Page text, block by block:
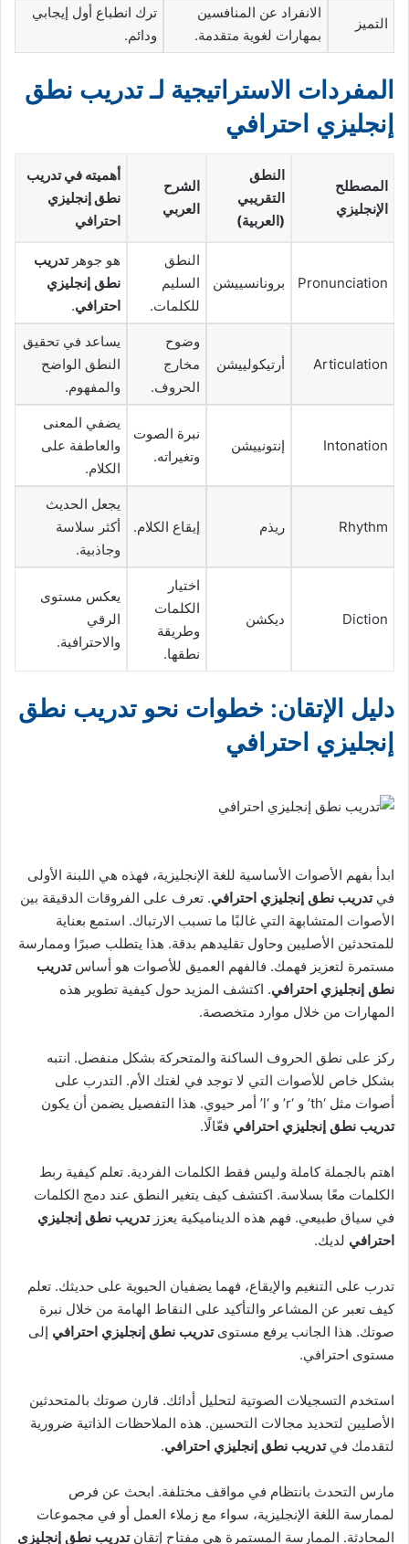
التميز
الانفراد عن المنافسين
بمهارات لغوية متقدمة.
ترك انطباع أول إيجابي
ودائم.
المفردات الاستراتيجية لـ تدريب نطق
إنجليزي احترافي
المصطلح
الإنجليزي
النطق
التقريبي
(العربية)
الشرح
العربي
أهميته في تدريب
نطق إنجليزي
احترافي
Pronunciation برونانسييشن
النطق
السليم
للكلمات.
هو جوهرتدريب
نطق إنجليزي
احترافي.
Articulation أرتيكولييشن
وضوح
مخارج
الحروف.
يساعد في تحقيق
النطق الواضح
والمفهوم.
Intonation إنتونييشن
نبرة الصوت
وتغيراته.
يضفي المعنى
والعاطفة على
الكلام.
Rhythm ريذم إيقاع الكلام.
يجعل الحديث
أكثر سلاسة
وجاذبية.
Diction ديكشن
اختيار
الكلمات
وطريقة
نطقها.
يعكس مستوى
الرقي
والاحترافية.
دليل الإتقان: خطوات نحو تدريب نطق
إنجليزي احترافي
ابدأ بفهم الأصوات الأساسية للغة الإنجليزية، فهذه هي اللبنة الأولى
فيتدريب نطق إنجليزي احترافي. تعرف على الفروقات الدقيقة بين
الأصوات المتشابهة التي غالبًا ما تسبب الارتباك. استمع بعناية
للمتحدثين الأصليين وحاول تقليدهم بدقة. هذا يتطلب صبرًا وممارسة
مستمرة لتعزيز فهمك. فالفهم العميق للأصوات هو أساستدريب
نطق إنجليزي احترافي. اكتشف المزيد حول كيفية تطوير هذه
المهارات من خلال موارد متخصصة.
ركز على نطق الحروف الساكنة والمتحركة بشكل منفصل. انتبه
بشكل خاص للأصوات التي لا توجد في لغتك الأم. التدرب على
أصوات مثل ‘th’ و ‘r’ و ‘l’ أمر حيوي. هذا التفصيل يضمن أن يكون
تدريب نطق إنجليزي احترافي فعّالًا.
اهتم بالجملة كاملة وليس فقط الكلمات الفردية. تعلم كيفية ربط
الكلمات معًا بسلاسة. اكتشف كيف يتغير النطق عند دمج الكلمات
في سياق طبيعي. فهم هذه الديناميكية يعززتدريب نطق إنجليزي
احترافي لديك.
تدرب على التنغيم والإيقاع، فهما يضفيان الحيوية على حديثك. تعلم
كيف تعبر عن المشاعر والتأكيد على النقاط الهامة من خلال نبرة
صوتك. هذا الجانب يرفع مستوىتدريب نطق إنجليزي احترافي إلى
مستوى احترافي.
استخدم التسجيلات الصوتية لتحليل أدائك. قارن صوتك بالمتحدثين
الأصليين لتحديد مجالات التحسين. هذه الملاحظات الذاتية ضرورية
لتقدمك فيتدريب نطق إنجليزي احترافي.
مارس التحدث بانتظام في مواقف مختلفة. ابحث عن فرص
لممارسة اللغة الإنجليزية، سواء مع زملاء العمل أو في مجموعات
المحادثة. الممارسة المستمرة هي مفتاح إتقانتدريب نطق إنجليزي